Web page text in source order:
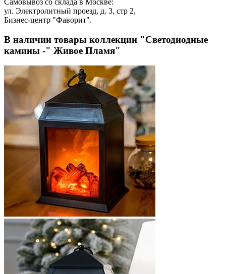
ул. Электролитный проезд, д. 3, стр 2,
Бизнес-центр "Фаворит".
В наличии товары коллекции "Светодиодные
камины -" Живое Пламя"